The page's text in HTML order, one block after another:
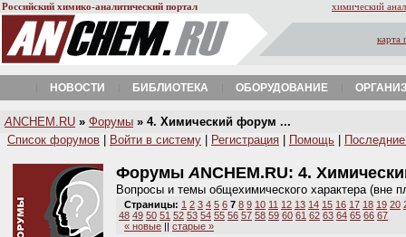
Российский химико-аналитический портал химический
карта
НОВОСТИ БИБЛИОТЕКА ОБОРУДОВАНИЕ
A NCHEM.RU » Форумы » 4. Химический форум ...
Список форумов
Войти в систему Регистрация Помощь
ФорумыANCHEM.RU: 4.
Вопросы и темы общехимического характера (вне
Страницы: 1 2 3 4 5 6 7 8 9 10 11 12 13 14 15 16 17 18 19 20
48 49 50 51 52 53 54 55 56 57 58 59 60 61 62 63 64 65 66 67
« новые || старые »